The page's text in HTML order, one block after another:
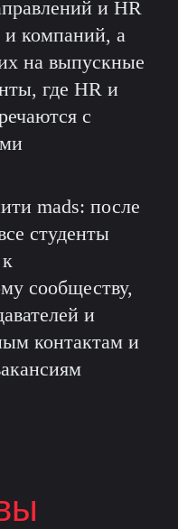
и HR
и компаний, а
на выпускные
где HR и
с
mads: после
студенты
сообществу,
и
контактам и